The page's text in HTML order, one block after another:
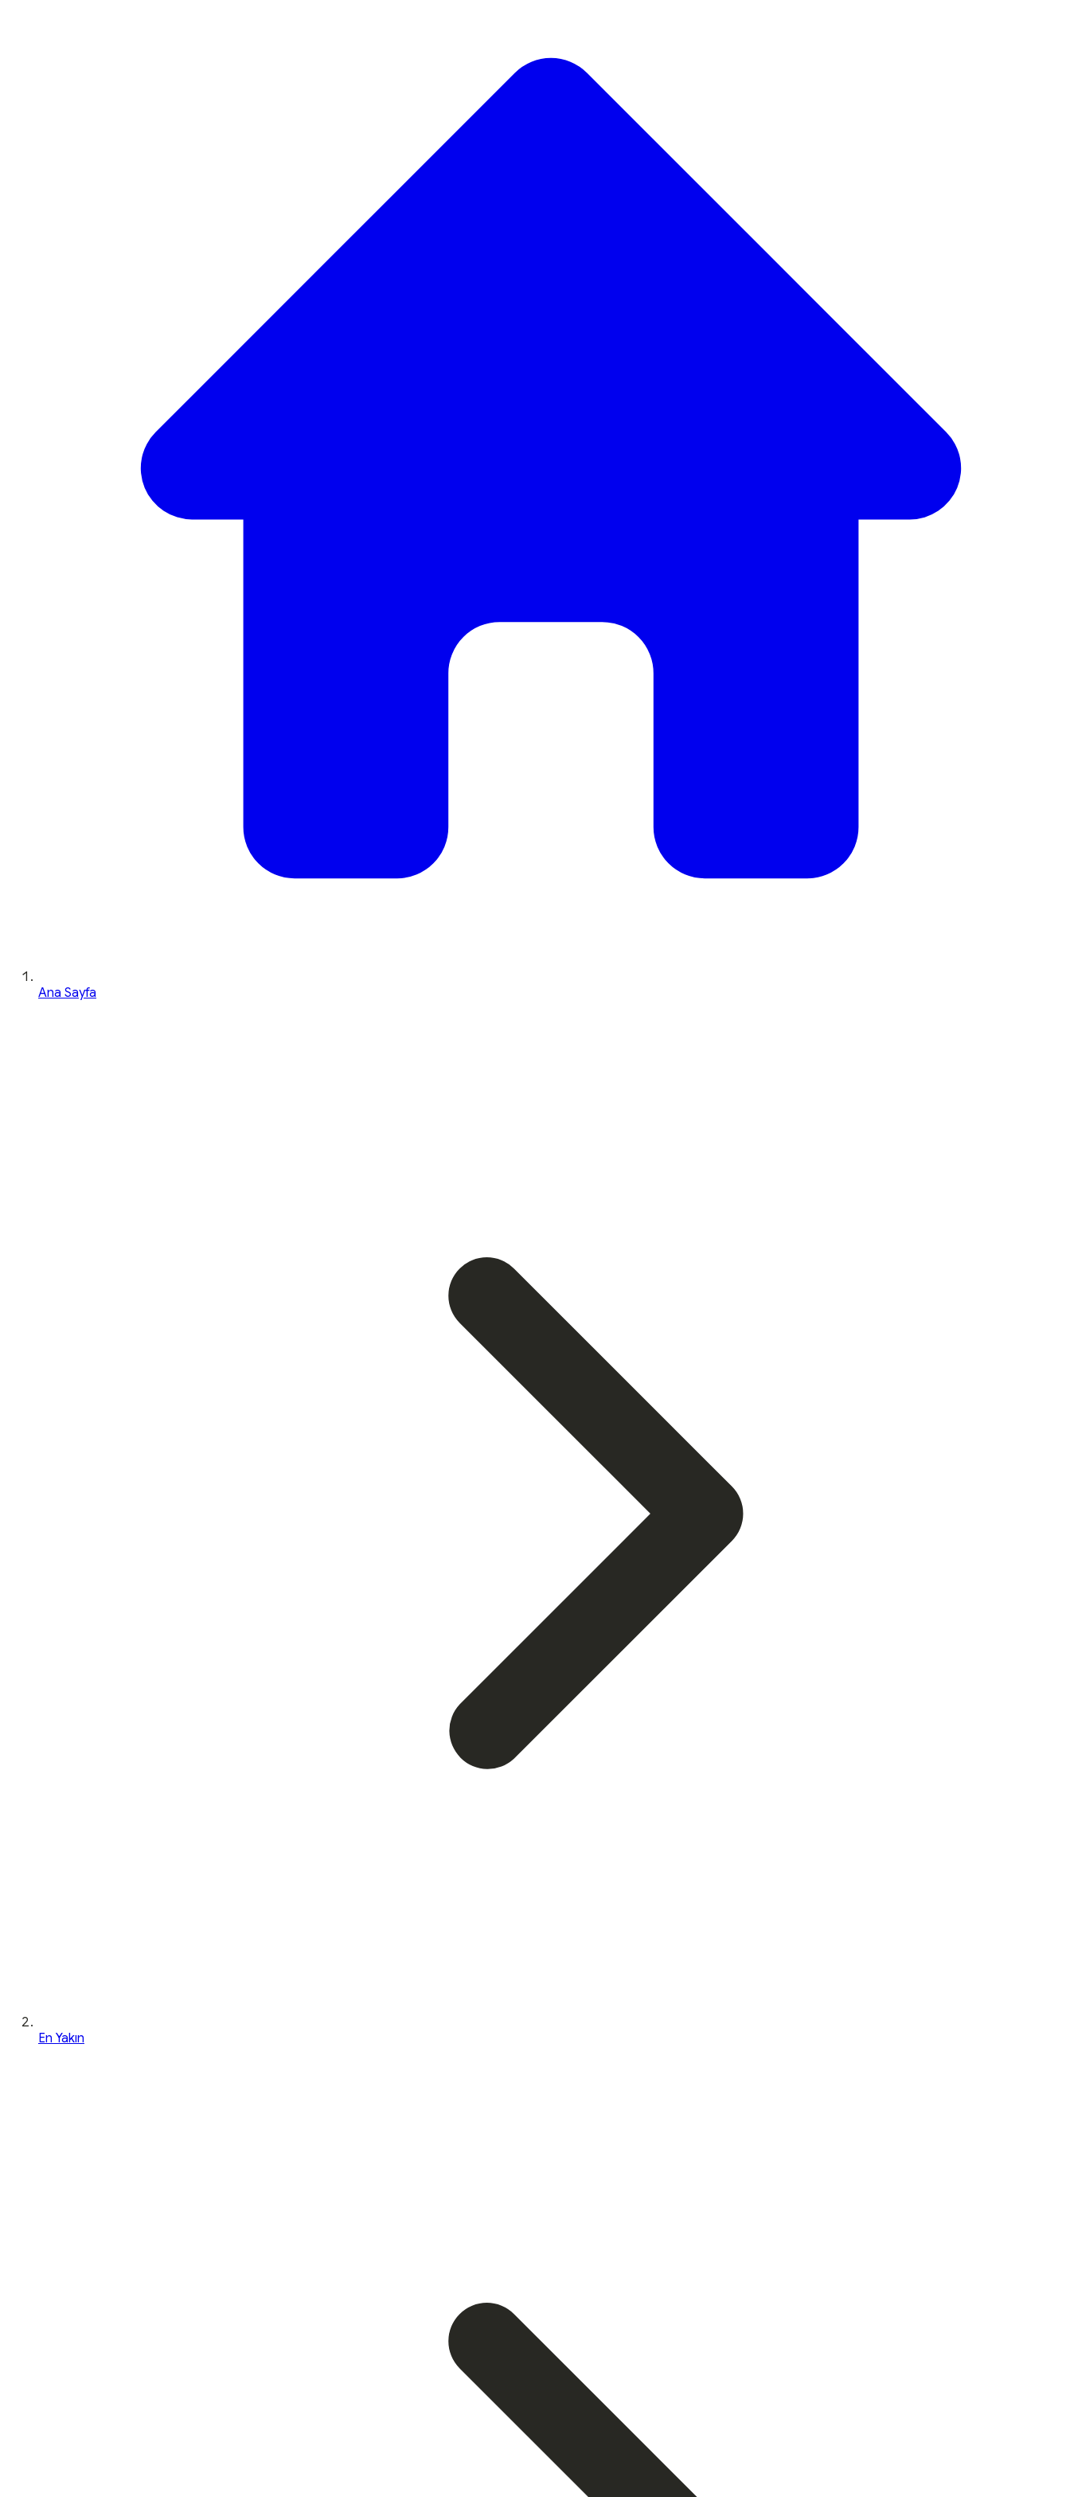
Ana Sayfa
En Yakın